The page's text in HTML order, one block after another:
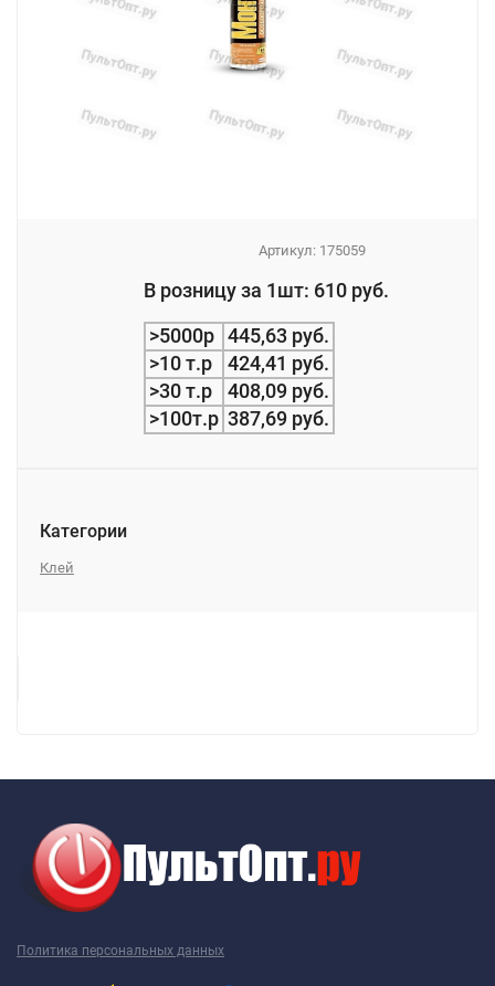
Артикул: 175059
В розницу за 1шт: 610 руб.
>5000р 445,63 руб.
>10 т.р
424,41 руб.
>30 т.р
408,09 руб.
>100т.р 387,69 руб.
Категории
Клей
Политика персональных данных